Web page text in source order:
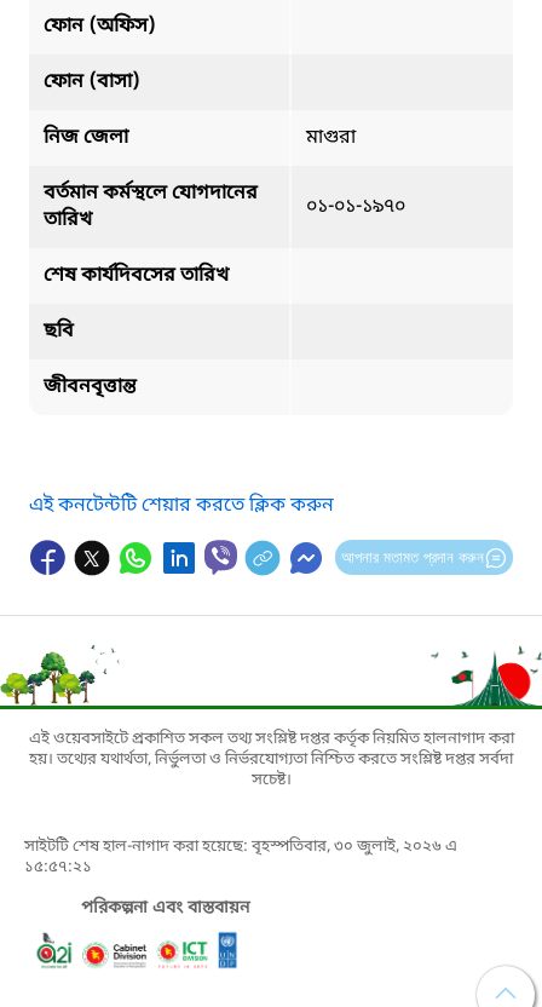
ফোন (অফিস)
ফোন (বাসা)
নিজ জেলা মাগুরা
বর্তমান কর্মস্থলে যোগদানের
তারিখ
০১-০১-১৯৭০
শেষ কার্যদিবসের তারিখ
ছবি
জীবনবৃত্তান্ত
এই কনটেন্টটি শেয়ার করতে ক্লিক করুন
আপনার মতামত প্রদান করুন
এই ওয়েবসাইটে প্রকাশিত সকল তথ্য সংশ্লিষ্ট দপ্তর কর্তৃক নিয়মিত হালনাগাদ করা
হয়। তথ্যের যথার্থতা, নির্ভুলতা ও নির্ভরযোগ্যতা নিশ্চিত করতে সংশ্লিষ্ট দপ্তর সর্বদা
সচেষ্ট।
সাইটটি শেষ হাল-নাগাদ করা হয়েছে: বৃহস্পতিবার, ৩০ জুলাই, ২০২৬ এ
১৫:৫৭:২১
পরিকল্পনা এবং বাস্তবায়ন